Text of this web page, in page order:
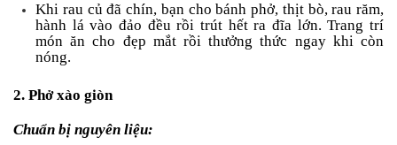
Khi rau củ đã chín, bạn cho bánh phở, thịt bò, rau răm,
hành lá vào đảo đều rồi trút hết ra đĩa lớn. Trang trí
món ăn cho đẹp mắt rồi thưởng thức ngay khi còn
nóng.
2. Phở xào giòn
Chuẩn bị nguyên liệu: